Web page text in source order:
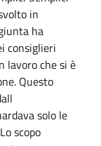
in
ha
consiglieri
lavoro che si è
Questo
solo le
scopo